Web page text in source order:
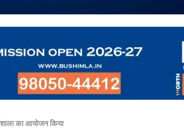
का आयोजन किया